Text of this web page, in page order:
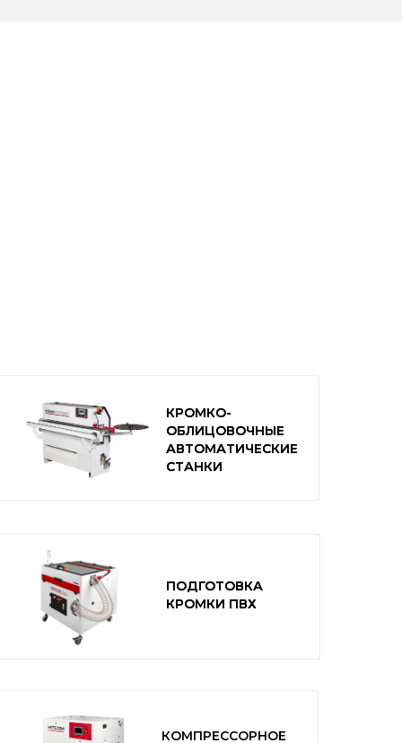
КРОМКО-
ОБЛИЦОВОЧНЫЕ
АВТОМАТИЧЕСКИЕ
СТАНКИ
ПОДГОТОВКА
КРОМКИ ПВХ
КРОМКО-
ОБЛИЦОВОЧНЫЕ
АВТОМАТИЧЕСКИЕ
СТАНКИ
ПОДГОТОВКА
КРОМКИ ПВХ
КОМПРЕССОРНОЕ